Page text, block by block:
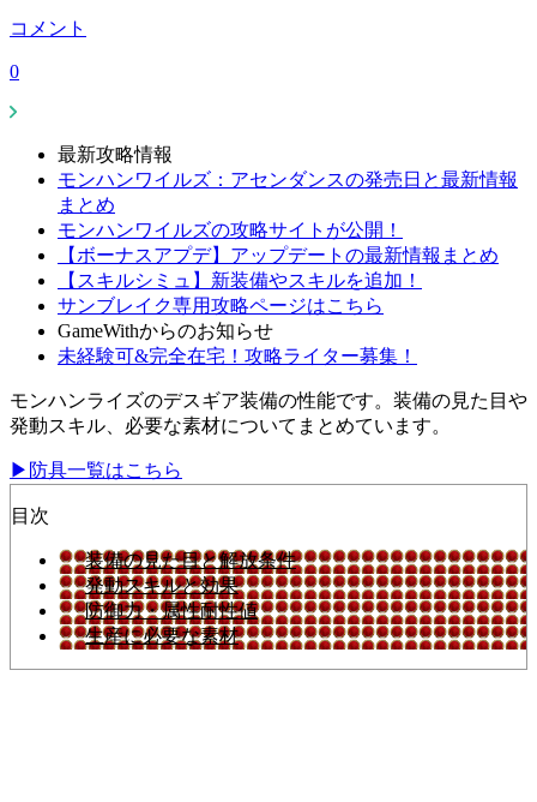
コメント
0
最新攻略情報
モンハンワイルズ：アセンダンスの発売日と最新情報
まとめ
モンハンワイルズの攻略サイトが公開！
【ボーナスアプデ】アップデートの最新情報まとめ
【スキルシミュ】新装備やスキルを追加！
サンブレイク専用攻略ページはこちら
GameWithからのお知らせ
未経験可&完全在宅！攻略ライター募集！
モンハンライズのデスギア装備の性能です。装備の見た目や
発動スキル、必要な素材についてまとめています。
▶防具一覧はこちら
目次
装備の見た目と解放条件
発動スキルと効果
防御力・属性耐性値
生産に必要な素材